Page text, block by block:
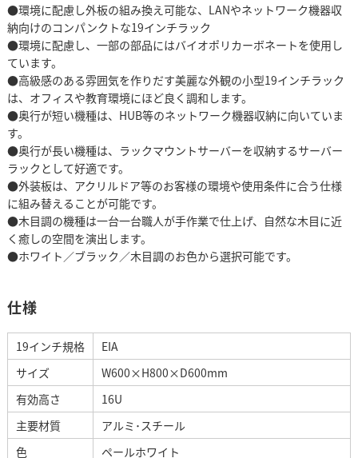
●環境に配慮し外板の組み換え可能な、LANやネットワーク機器収
納向けのコンパンクトな19インチラック
●環境に配慮し、一部の部品にはバイオポリカーボネートを使用し
ています。
●高級感のある雰囲気を作りだす美麗な外観の小型19インチラック
は、オフィスや教育環境にほど良く調和します。
●奥行が短い機種は、HUB等のネットワーク機器収納に向いていま
す。
●奥行が長い機種は、ラックマウントサーバーを収納するサーバー
ラックとして好適です。
●外装板は、アクリルドア等のお客様の環境や使用条件に合う仕様
に組み替えることが可能です。
●木目調の機種は一台一台職人が手作業で仕上げ、自然な木目に近
く癒しの空間を演出します。
●ホワイト／ブラック／木目調のお色から選択可能です。
仕様
19インチ規格
EIA
サイズ
W600×H800×D600mm
有効高さ
16U
主要材質
アルミ･スチール
色
ペールホワイト